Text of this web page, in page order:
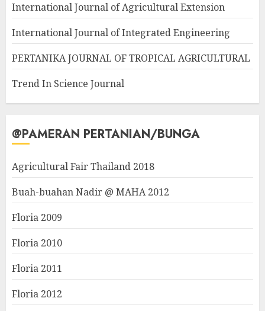
International Journal of Agricultural Extension
International Journal of Integrated Engineering
PERTANIKA JOURNAL OF TROPICAL AGRICULTURAL
Trend In Science Journal
@PAMERAN PERTANIAN/BUNGA
Agricultural Fair Thailand 2018
Buah-buahan Nadir @ MAHA 2012
Floria 2009
Floria 2010
Floria 2011
Floria 2012